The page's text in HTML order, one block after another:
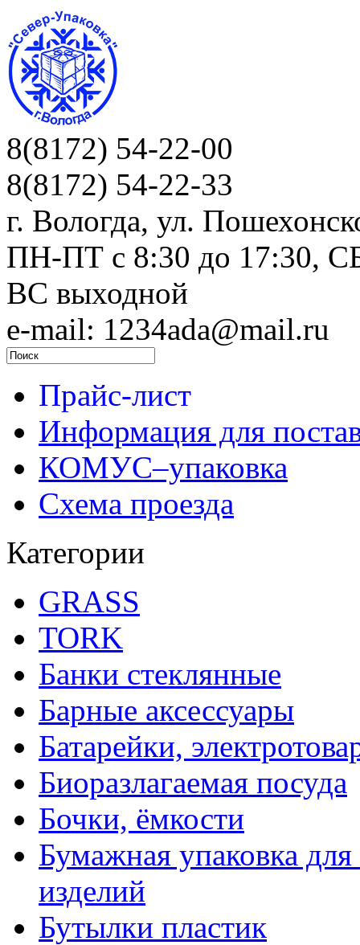
8(8172) 54-22-00
8(8172) 54-22-33
г. Вологда, ул.
ПН-ПТ c 8:30 до 17:30,
ВС выходной
e-mail: 1234ada@mail.ru
Прайс-лист
Информация для
КОМУС–упаковка
Схема проезда
Категории
GRASS
TORK
Банки стеклянные
Барные аксессуары
Батарейки,
Биоразлагаемая посуда
Бочки, ёмкости
Бумажная упаковка
изделий
Бутылки пластик